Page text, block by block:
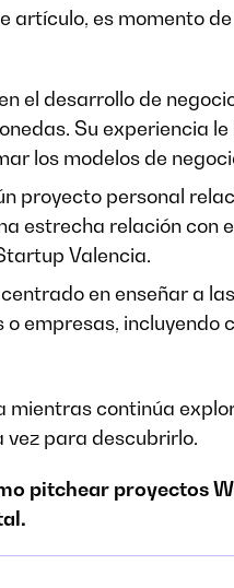
artículo, es momento
el desarrollo de
Su experiencia
los modelos de
proyecto personal
estrecha relación con
Valencia.
en enseñar a
empresas, incluyendo
mientras continúa
vez para descubrirlo.
pitchear proyectos